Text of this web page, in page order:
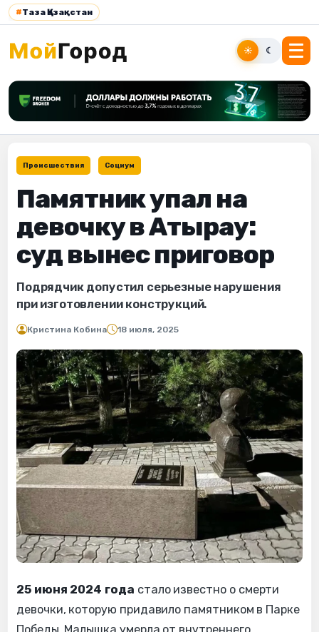
#Таза Қазақстан
☀ ☾
Происшествия Социум
Памятник упал на
девочку в Атырау:
суд вынес приговор
Подрядчик допустил серьезные нарушения
при изготовлении конструкций.
Кристина Кобина 18 июля, 2025
25 июня 2024 года стало известно о смерти
девочки, которую придавило памятником в Парке
Победы. Малышка умерла от внутреннего